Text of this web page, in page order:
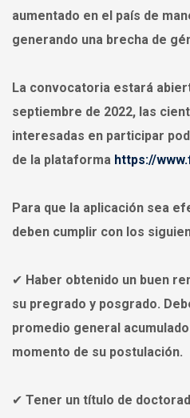
aumentado en el país de
generando una brecha de
La convocatoria estará
septiembre de 2022, las
interesadas en participar
de la plataforma https://
Para que la aplicación sea
deben cumplir con los
✔ Haber obtenido un buen
su pregrado y posgrado.
promedio general
momento de su postulación.
✔ Tener un título de